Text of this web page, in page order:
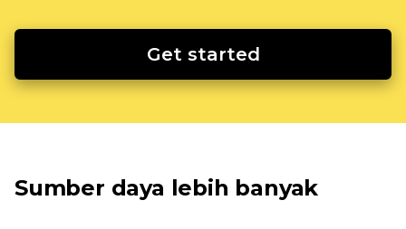
Get started
Sumber daya lebih banyak